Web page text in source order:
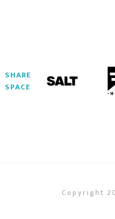
SHARE
SPACE
Copyright